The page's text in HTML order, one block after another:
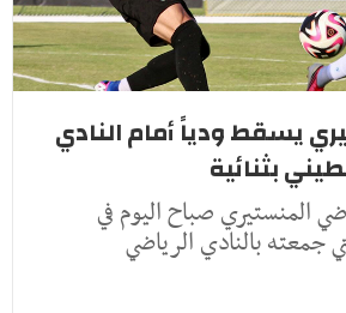
يسقط ودياً أمام النادي
بثنائية
المنستيري صباح اليوم في
جمعته بالنادي الرياضي